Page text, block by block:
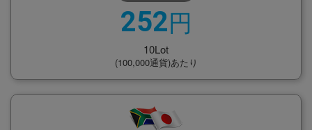
252円
10Lot
(100,000通貨)あたり